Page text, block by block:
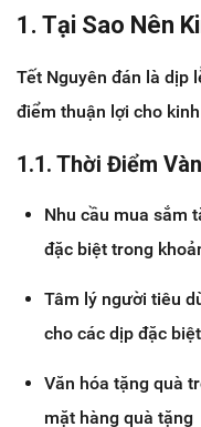
1. Tại Sao Nên
Tết Nguyên đán là dịp
điểm thuận lợi cho
1.1. Thời Điểm
Nhu cầu mua sắm
đặc biệt trong
Tâm lý người tiêu
cho các dịp đặc biệt
Văn hóa tặng quà
mặt hàng quà tặng